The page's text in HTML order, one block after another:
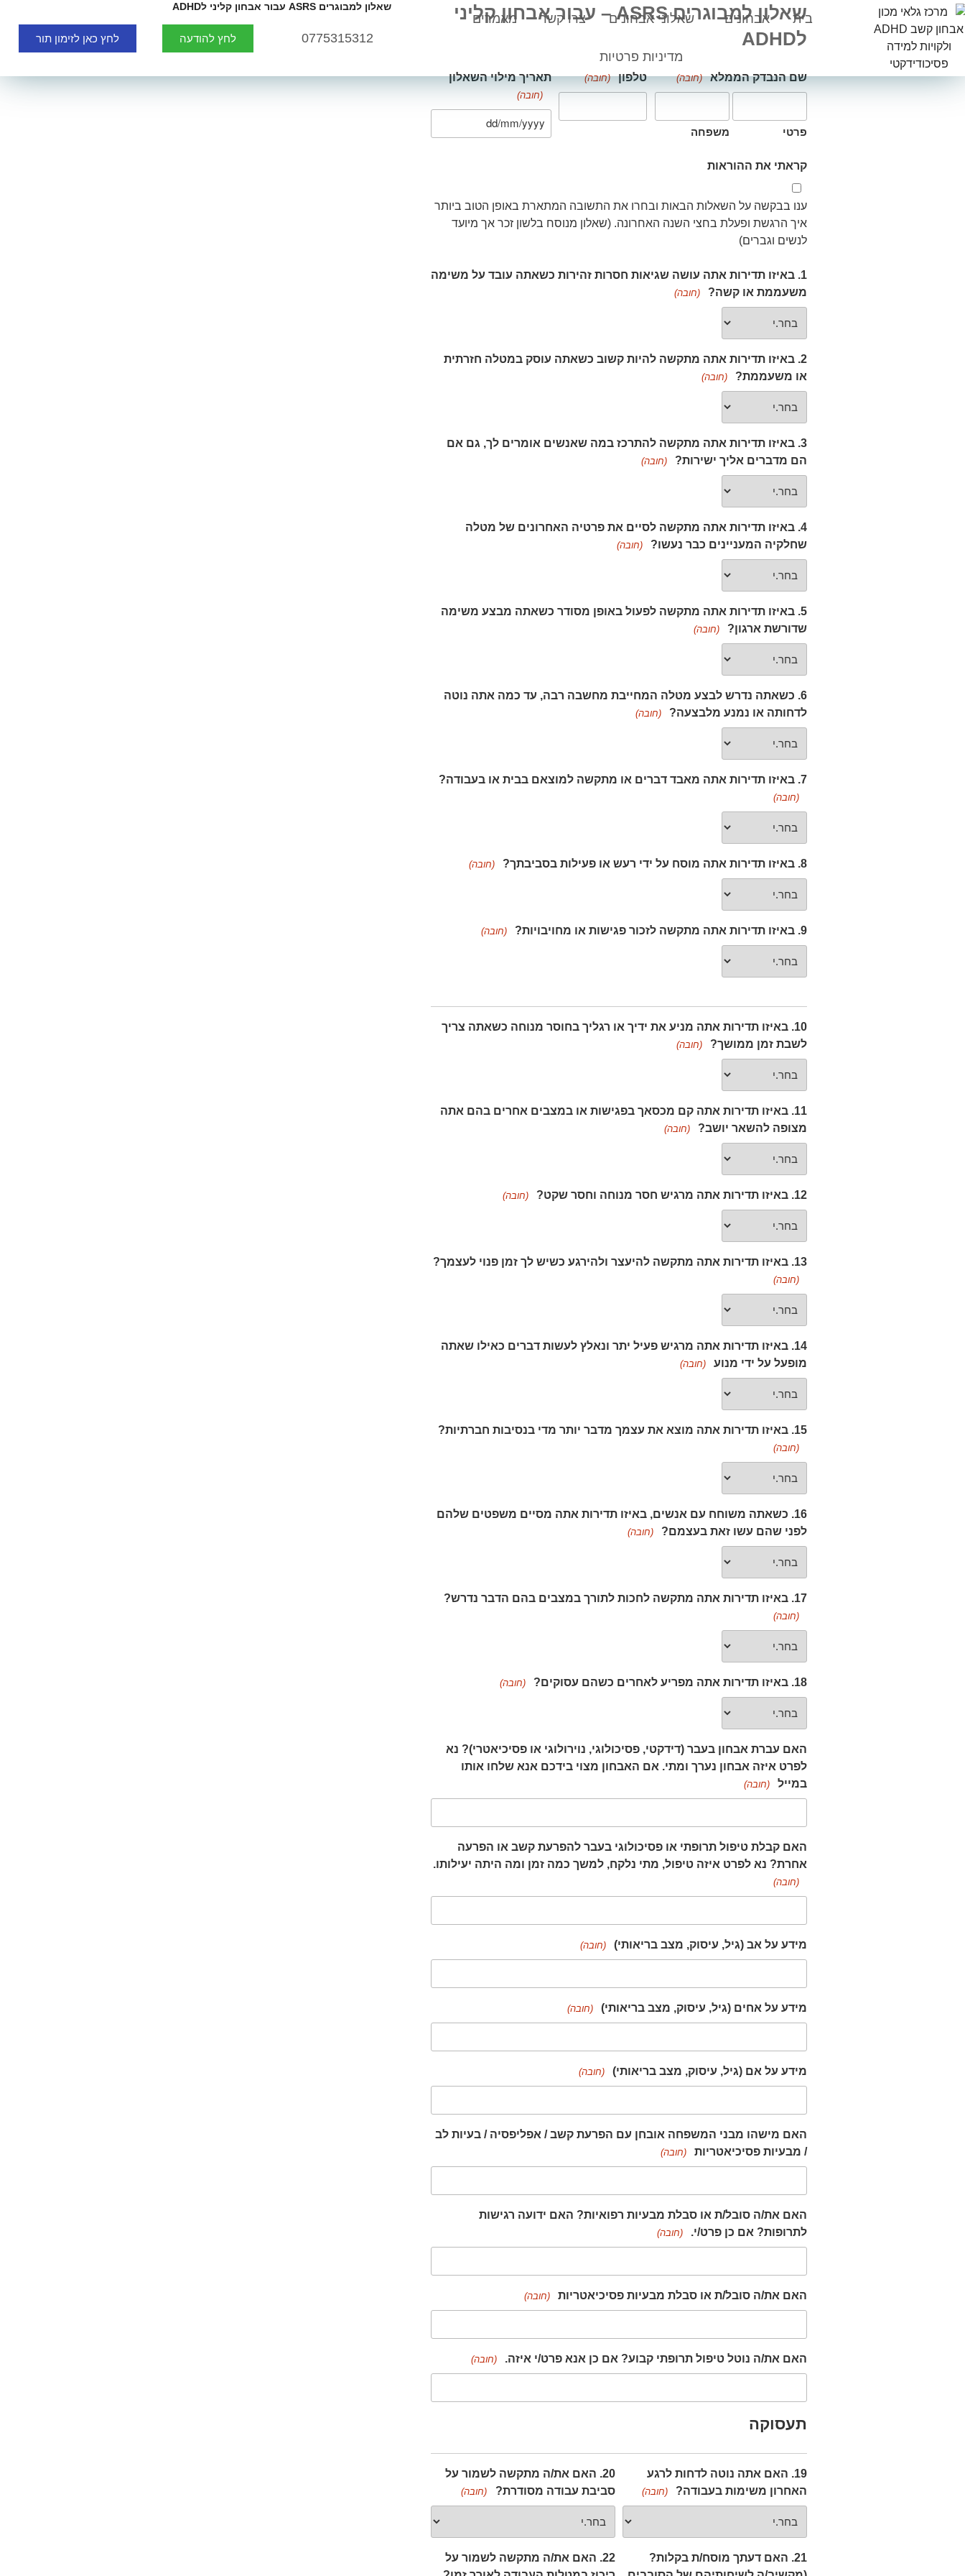
בית אבחונים שאלוני אבחונים צרו קשר מאמרים
מדיניות פרטיות
0775315312 לחץ להודעה לחץ כאן לזימון תור
שאלון למבוגרים ASRS עבור אבחון קליני לADHD
שאלון למבוגרים ASRS – עבור אבחון קליני
לADHD​
שם הנבדק הממלא (חובה)
פרטי משפחה
טלפון (חובה) תאריך מילוי השאלון
(חובה)
קראתי את ההוראות
ענו בבקשה על השאלות הבאות ובחרו את התשובה המתארת באופן הטוב ביותר
איך הרגשת ופעלת בחצי השנה האחרונה. (שאלון מנוסח בלשון זכר אך מיועד
לנשים וגברים)
1. באיזו תדירות אתה עושה שגיאות חסרות זהירות כשאתה עובד על משימה
משעממת או קשה?
(חובה)
2. באיזו תדירות אתה מתקשה להיות קשוב כשאתה עוסק במטלה חזרתית
או משעממת?
(חובה)
3. באיזו תדירות אתה מתקשה להתרכז במה שאנשים אומרים לך, גם אם
הם מדברים אליך ישירות?
(חובה)
4. באיזו תדירות אתה מתקשה לסיים את פרטיה האחרונים של מטלה
שחלקיה המעניינים כבר נעשו?
(חובה)
5. באיזו תדירות אתה מתקשה לפעול באופן מסודר כשאתה מבצע משימה
שדורשת ארגון?
(חובה)
6. כשאתה נדרש לבצע מטלה המחייבת מחשבה רבה, עד כמה אתה נוטה
לדחותה או נמנע מלבצעה?
(חובה)
7. באיזו תדירות אתה מאבד דברים או מתקשה למוצאם בבית או בעבודה?
(חובה)
8. באיזו תדירות אתה מוסח על ידי רעש או פעילות בסביבתך? (חובה)
9. באיזו תדירות אתה מתקשה לזכור פגישות או מחויבויות? (חובה)
10. באיזו תדירות אתה מניע את ידיך או רגליך בחוסר מנוחה כשאתה צריך
לשבת זמן ממושך?
(חובה)
11. באיזו תדירות אתה קם מכסאך בפגישות או במצבים אחרים בהם אתה
מצופה להשאר יושב?
(חובה)
12. באיזו תדירות אתה מרגיש חסר מנוחה וחסר שקט? (חובה)
13. באיזו תדירות אתה מתקשה להיעצר ולהירגע כשיש לך זמן פנוי לעצמך?
(חובה)
14. באיזו תדירות אתה מרגיש פעיל יתר ונאלץ לעשות דברים כאילו שאתה
מופעל על ידי מנוע
(חובה)
15. באיזו תדירות אתה מוצא את עצמך מדבר יותר מדי בנסיבות חברתיות?
(חובה)
16. כשאתה משוחח עם אנשים, באיזו תדירות אתה מסיים משפטים שלהם
לפני שהם עשו זאת בעצמם?
(חובה)
17. באיזו תדירות אתה מתקשה לחכות לתורך במצבים בהם הדבר נדרש?
(חובה)
18. באיזו תדירות אתה מפריע לאחרים כשהם עסוקים? (חובה)
האם עברת אבחון בעבר (דידקטי, פסיכולוגי, נוירולוגי או פסיכיאטרי)? נא
לפרט איזה אבחון נערך ומתי. אם האבחון מצוי בידכם אנא שלחו אותו
במייל
(חובה)
האם קבלת טיפול תרופתי או פסיכולוגי בעבר להפרעת קשב או הפרעה
אחרת? נא לפרט איזה טיפול, מתי נלקח, למשך כמה זמן ומה היתה יעילותו.
(חובה)
מידע על אב (גיל, עיסוק, מצב בריאותי) (חובה)
מידע על אחים (גיל, עיסוק, מצב בריאותי) (חובה)
מידע על אם (גיל, עיסוק, מצב בריאותי) (חובה)
האם מישהו מבני המשפחה אובחן עם הפרעת קשב / אפליפסיה / בעיות לב
/ מבעיות פסיכיאטריות
(חובה)
האם את/ה סובל/ת או סבלת מבעיות רפואיות? האם ידועה רגישות
לתרופות? אם כן פרט/י.
(חובה)
האם את/ה סובל/ת או סבלת מבעיות פסיכיאטריות (חובה)
האם את/ה נוטל טיפול תרופתי קבוע? אם כן אנא פרט/י איזה. (חובה)
תעסוקה
19. האם אתה נוטה לדחות לרגע
האחרון משימות בעבודה?
(חובה)
20. האם את/ה מתקשה לשמור על
סביבת עבודה מסודרת?
(חובה)
21. האם דעתך מוסח/ת בקלות?
22. האם את/ה מתקשה לשמור על